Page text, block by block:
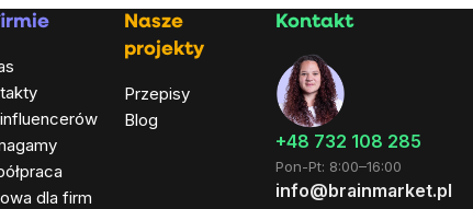
dla firm
Nasze
projekty
Przepisy
Blog
Kontakt
+48 732 108 285
Pon-Pt: 8:00–16:00
info@brainmarket.pl